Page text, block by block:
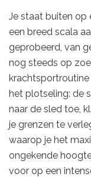
Je staat buiten op
een breed scala
geprobeerd, van
nog steeds op
krachtsportroutine
het plotseling: de
naar de sled toe,
je grenzen te
waarop je het
ongekende
voor op een